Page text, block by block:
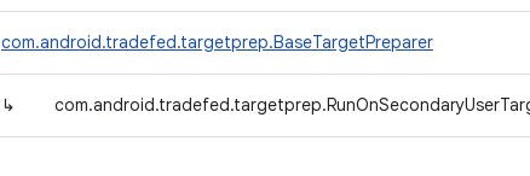
com.android.tradefed.targetprep.BaseTargetPreparer
↳